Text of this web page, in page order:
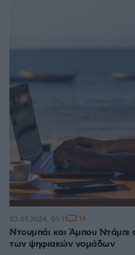
Ντουμπάι και Άμπου Ντάμπι
των ψηφιακών νομάδων
03.09.2024, 09:11 14